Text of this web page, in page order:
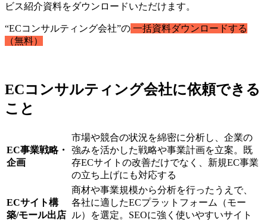
ビス紹介資料をダウンロードいただけます。
“ECコンサルティング会社”の 一括資料ダウンロードする
（無料）
ECコンサルティング会社に依頼できる
こと
EC事業戦略・
企画
市場や競合の状況を綿密に分析し、企業の
強みを活かした戦略や事業計画を立案。既
存ECサイトの改善だけでなく、新規EC事業
の立ち上げにも対応する
ECサイト構
築/モール出店
商材や事業規模から分析を行ったうえで、
各社に適したECプラットフォーム（モー
ル）を選定。SEOに強く使いやすいサイト